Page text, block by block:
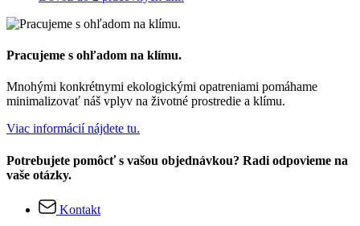
Pracujeme s ohľadom na klímu.
Mnohými konkrétnymi ekologickými opatreniami pomáhame
minimalizovať náš vplyv na životné prostredie a klímu.
Viac informácií nájdete tu.
Potrebujete pomôcť s vašou objednávkou? Radi odpovieme na
vaše otázky.
Kontakt